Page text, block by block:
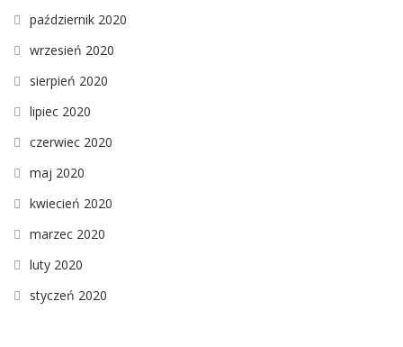
październik 2020
wrzesień 2020
sierpień 2020
lipiec 2020
czerwiec 2020
maj 2020
kwiecień 2020
marzec 2020
luty 2020
styczeń 2020